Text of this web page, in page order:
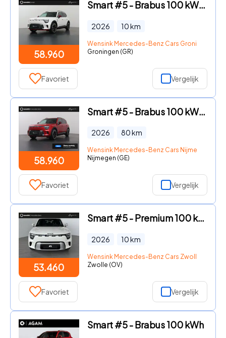
58.960
Smart #5 - Brabus 100 kWh | 646 PK! | Drive Pilot | Stuurwiel- & Stoelv
2026 10km
Wensink Mercedes-Benz Cars Groningen
Groningen (GR)
Favoriet Vergelijk
58.960
Smart #5 - Brabus 100 kWh | April 2026 | 646 PK! | Drive Pilot | Stuurw
2026 80km
Wensink Mercedes-Benz Cars Nijmegen
Nijmegen (GE)
Favoriet Vergelijk
53.460
Smart #5 - Premium 100 kWh | Warmtepomp | Sennheiser Audio | Head-Up Di
2026 10km
Wensink Mercedes-Benz Cars Zwolle
Zwolle (OV)
Favoriet Vergelijk
Smart #5 - Brabus 100 kWh